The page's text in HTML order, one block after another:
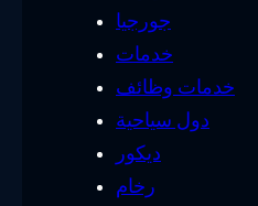
جورجيا
خدمات
خدمات وظائف
دول سياحية
ديكور
رخام